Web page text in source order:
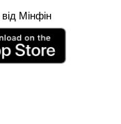
Мінфін